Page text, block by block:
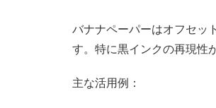
バナナペーパーはオフセッ
す。特に黒インクの再現性
主な活用例：